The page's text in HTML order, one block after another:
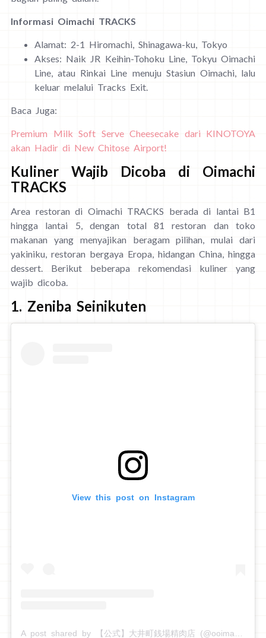
Informasi Oimachi TRACKS
Alamat: 2-1 Hiromachi, Shinagawa-ku, Tokyo
Akses: Naik JR Keihin-Tohoku Line, Tokyu Oimachi
Line, atau Rinkai Line menuju Stasiun Oimachi, lalu
keluar melalui Tracks Exit.
Baca Juga:
Premium Milk Soft Serve Cheesecake dari KINOTOYA
akan Hadir di New Chitose Airport!
Kuliner Wajib Dicoba di Oimachi
TRACKS
Area restoran di Oimachi TRACKS berada di lantai B1
hingga lantai 5, dengan total 81 restoran dan toko
makanan yang menyajikan beragam pilihan, mulai dari
yakiniku, restoran bergaya Eropa, hidangan China, hingga
dessert. Berikut beberapa rekomendasi kuliner yang
wajib dicoba.
1. Zeniba Seinikuten
View this post on Instagram
A post shared by 【公式】大井町銭場精肉店 (@ooimachi.zeniba)